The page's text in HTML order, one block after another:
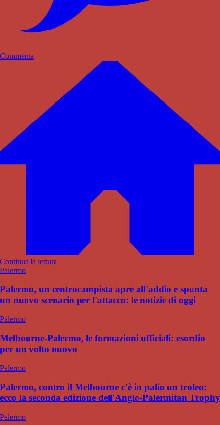
Commenta
Continua la lettura
Palermo
Palermo, un centrocampista apre all'addio e spunta
un nuovo scenario per l'attacco: le notizie di oggi
Palermo
Melbourne-Palermo, le formazioni ufficiali: esordio
per un volto nuovo
Palermo
Palermo, contro il Melbourne c'è in palio un trofeo:
ecco la seconda edizione dell'Anglo-Palermitan Trophy
Palermo